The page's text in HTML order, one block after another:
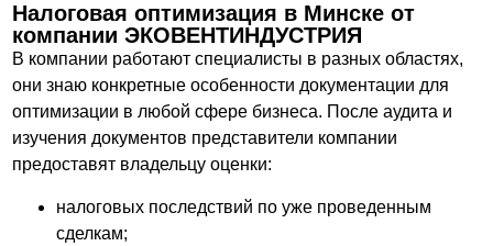
Налоговая оптимизация в Минске от
компании ЭКОВЕНТИНДУСТРИЯ
В компании работают специалисты в разных областях,
они знаю конкретные особенности документации для
оптимизации в любой сфере бизнеса. После аудита и
изучения документов представители компании
предоставят владельцу оценки:
налоговых последствий по уже проведенным
сделкам;